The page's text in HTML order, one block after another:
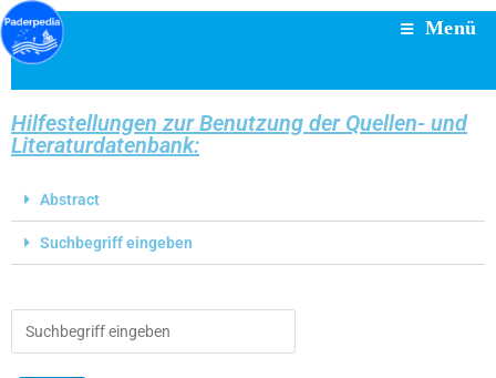
Menü
Hilfestellungen zur Benutzung der Quellen- und
Literaturdatenbank:
Abstract
Suchbegriff eingeben